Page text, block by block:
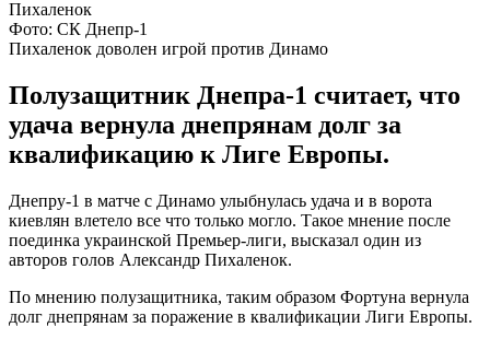
Фото: СК Днепр-1
Пихаленок доволен игрой против Динамо
Полузащитник Днепра-1 считает, что
удача вернула днепрянам долг за
квалификацию к Лиге Европы.
Днепру-1 в матче с Динамо улыбнулась удача и в ворота
киевлян влетело все что только могло. Такое мнение после
поединка украинской Премьер-лиги, высказал один из
авторов голов Александр Пихаленок.
По мнению полузащитника, таким образом Фортуна вернула
долг днепрянам за поражение в квалификации Лиги Европы.